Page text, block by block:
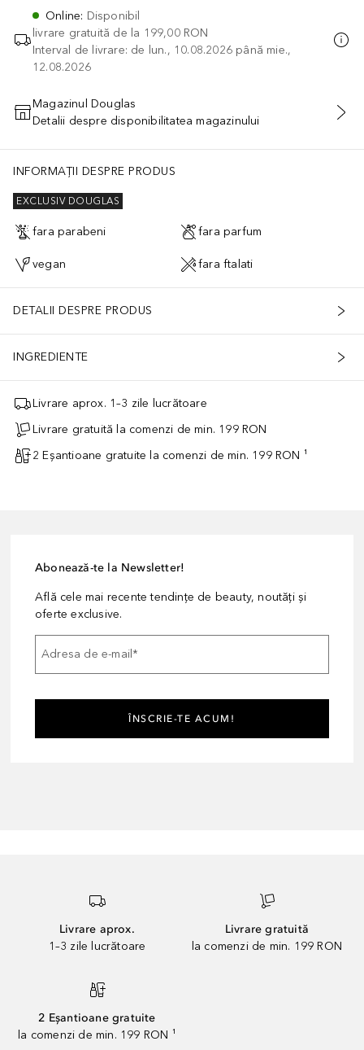
Online: Disponibil
livrare gratuită de la 199,00 RON
Interval de livrare: de lun., 10.08.2026 până mie.,
12.08.2026
ADĂUGAȚI ÎN COŞ
Magazinul Douglas
Detalii despre disponibilitatea magazinului
INFORMAȚII DESPRE PRODUS
EXCLUSIV DOUGLAS
fara parabeni fara parfum
vegan fara ftalati
DETALII DESPRE PRODUS
INGREDIENTE
Livrare aprox. 1–3 zile lucrătoare
Livrare gratuită la comenzi de min. 199 RON
2 Eșantioane gratuite la comenzi de min. 199 RON ¹
Abonează-te la Newsletter!
Află cele mai recente tendințe de beauty, noutăți și
oferte exclusive.
Adresa de e-mail*
ÎNSCRIE-TE ACUM!
Livrare aprox.
1–3 zile lucrătoare
Livrare gratuită
la comenzi de min. 199 RON
2 Eșantioane gratuite
la comenzi de min. 199 RON ¹